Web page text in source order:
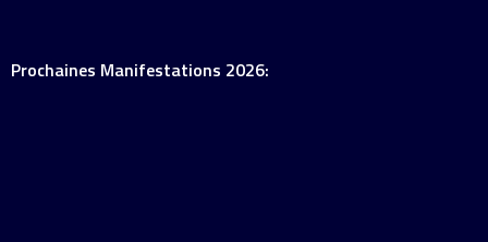
Prochaines Manifestations 2026: